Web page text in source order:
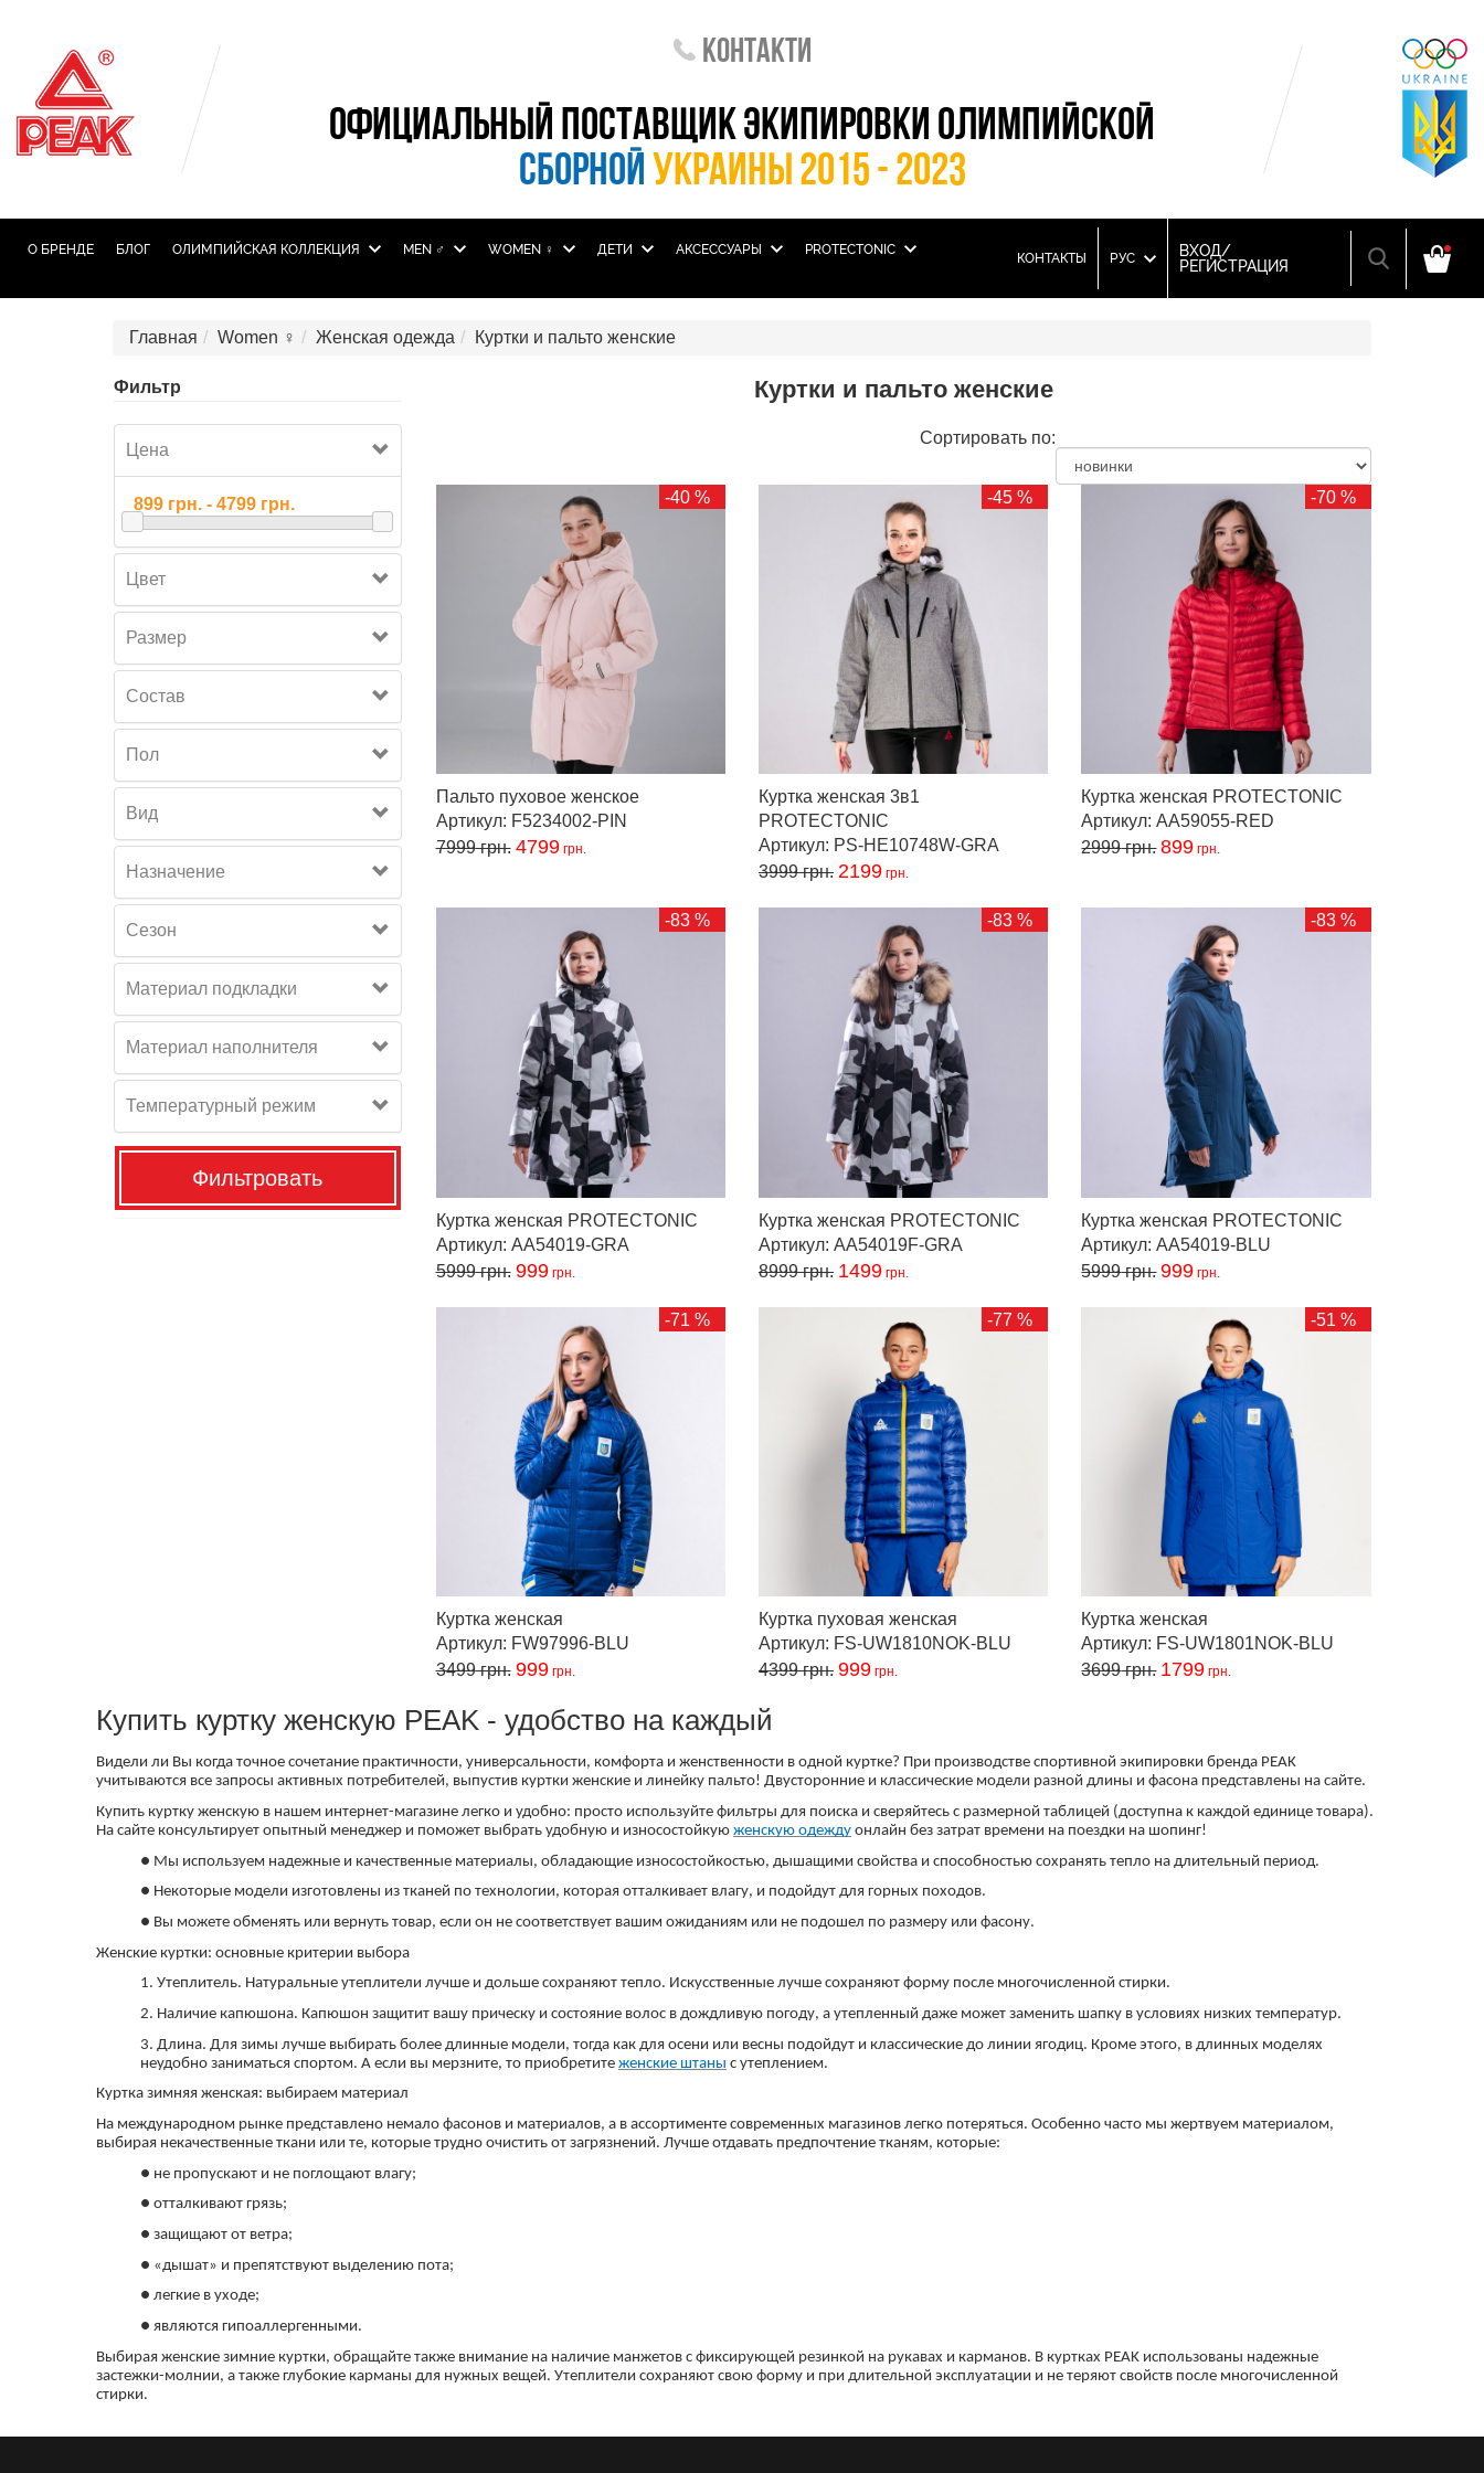
Контакти
ОФИЦИАЛЬНЫЙ ПОСТАВЩИК ЭКИПИРОВКИ ОЛИМПИЙСКОЙ
СБОРНОЙ УКРАИНЫ 2015 - 2023
О БРЕНДЕ БЛОГ ОЛИМПИЙСКАЯ КОЛЛЕКЦИЯ MEN ♂ WOMEN ♀ ДЕТИ АКСЕССУАРЫ PROTECTONIC
КОНТАКТЫ РУС
ВХОД/
РЕГИСТРАЦИЯ
Главная Women ♀ Женская одежда Куртки и пальто женские
Фильтр
Цена
Цвет
Размер
Состав
Пол
Вид
Назначение
Сезон
Материал подкладки
Материал наполнителя
Температурный режим
Фильтровать
Куртки и пальто женские
Сортировать по:
-40 %
Пальто пуховое женское
Артикул: F5234002-PIN
7999грн. 4799грн.
-45 %
Куртка женская 3в1
PROTECTONIC
Артикул: PS-HE10748W-GRA
3999грн. 2199грн.
-70 %
Куртка женская PROTECTONIC
Артикул: AA59055-RED
2999грн. 899 грн.
-83 %
Куртка женская PROTECTONIC
Артикул: AA54019-GRA
5999грн. 999грн.
-83 %
Куртка женская PROTECTONIC
Артикул: AA54019F-GRA
8999грн. 1499грн.
-83 %
Куртка женская PROTECTONIC
Артикул: AA54019-BLU
5999грн. 999 грн.
-71 %
Куртка женская
Артикул: FW97996-BLU
3499грн. 999грн.
-77 %
Куртка пуховая женская
Артикул: FS-UW1810NOK-BLU
4399грн. 999грн.
-51 %
Куртка женская
Артикул: FS-UW1801NOK-BLU
3699грн. 1799 грн.
Купить куртку женскую PEAK - удобство на каждый
Видели ли Вы когда точное сочетание практичности, универсальности, комфорта и женственности в одной куртке? При производстве спортивной экипировки бренда PEAK
учитываются все запросы активных потребителей, выпустив куртки женские и линейку пальто! Двусторонние и классические модели разной длины и фасона представлены на сайте.
Купить куртку женскую в нашем интернет-магазине легко и удобно: просто используйте фильтры для поиска и сверяйтесь с размерной таблицей (доступна к каждой единице товара).
На сайте консультирует опытный менеджер и поможет выбрать удобную и износостойкую женскую одежду онлайн без затрат времени на поездки на шопинг!
● Мы используем надежные и качественные материалы, обладающие износостойкостью, дышащими свойства и способностью сохранять тепло на длительный период.
● Некоторые модели изготовлены из тканей по технологии, которая отталкивает влагу, и подойдут для горных походов.
● Вы можете обменять или вернуть товар, если он не соответствует вашим ожиданиям или не подошел по размеру или фасону.
Женские куртки: основные критерии выбора
1. Утеплитель. Натуральные утеплители лучше и дольше сохраняют тепло. Искусственные лучше сохраняют форму после многочисленной стирки.
2. Наличие капюшона. Капюшон защитит вашу прическу и состояние волос в дождливую погоду, а утепленный даже может заменить шапку в условиях низких температур.
3. Длина. Для зимы лучше выбирать более длинные модели, тогда как для осени или весны подойдут и классические до линии ягодиц. Кроме этого, в длинных моделях
неудобно заниматься спортом. А если вы мерзните, то приобретите женские штаны с утеплением.
Куртка зимняя женская: выбираем материал
На международном рынке представлено немало фасонов и материалов, а в ассортименте современных магазинов легко потеряться. Особенно часто мы жертвуем материалом,
выбирая некачественные ткани или те, которые трудно очистить от загрязнений. Лучше отдавать предпочтение тканям, которые:
● не пропускают и не поглощают влагу;
● отталкивают грязь;
● защищают от ветра;
● «дышат» и препятствуют выделению пота;
● легкие в уходе;
● являются гипоаллергенными.
Выбирая женские зимние куртки, обращайте также внимание на наличие манжетов с фиксирующей резинкой на рукавах и карманов. В куртках PEAK использованы надежные
застежки-молнии, а также глубокие карманы для нужных вещей. Утеплители сохраняют свою форму и при длительной эксплуатации и не теряют свойств после многочисленной
стирки.